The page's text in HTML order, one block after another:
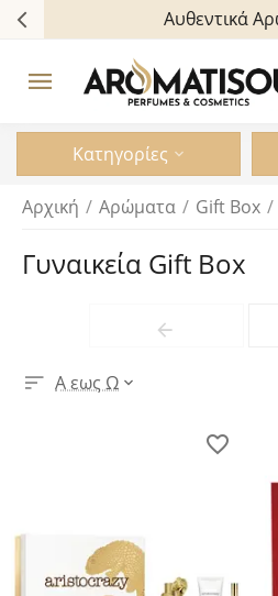
τρόποι πληρωμής
Κατηγορίες
Αρχική / Αρώματα / Gift Box /
Γυναικεία Gift Box
Α εως Ω